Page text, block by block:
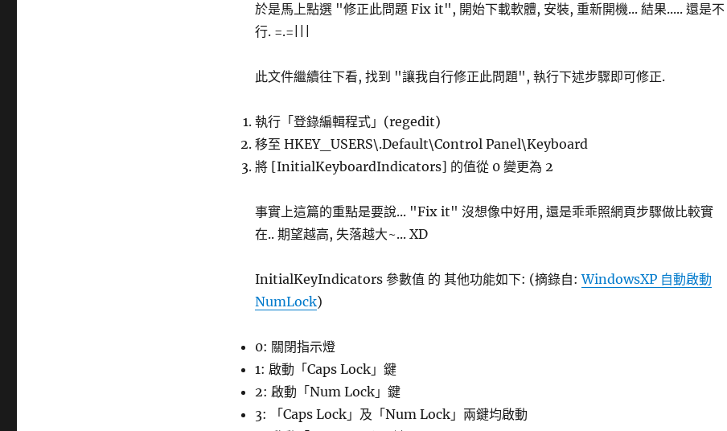
於是馬上點選 "修正此問題 Fix it", 開始下載軟體, 安裝, 重新開機... 結果..... 還是不
行. =.=|||
此文件繼續往下看, 找到 "讓我自行修正此問題", 執行下述步驟即可修正.
執行「登錄編輯程式」(regedit)
移至 HKEY_USERS\.Default\Control Panel\Keyboard
將 [InitialKeyboardIndicators] 的值從 0 變更為 2
事實上這篇的重點是要說... "Fix it" 沒想像中好用, 還是乖乖照網頁步驟做比較實
在.. 期望越高, 失落越大~... XD
InitialKeyIndicators 參數值 的 其他功能如下: (摘錄自:WindowsXP 自動啟動
NumLock)
0: 關閉指示燈
1: 啟動「Caps Lock」鍵
2: 啟動「Num Lock」鍵
3: 「Caps Lock」及「Num Lock」兩鍵均啟動